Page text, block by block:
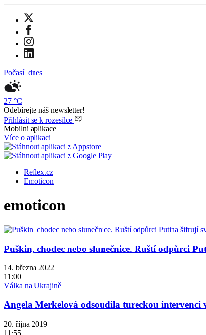
Počasí dnes
27 °C
Odebírejte náš newsletter!
Přihlásit se k rozesílce
Mobilní aplikace
Více o aplikaci
Reflex.cz
Emoticon
emoticon
Puškin, chodec nebo slunečnice. Ruští odpůrci
14. března 2022
11:00
Válka na Ukrajině
Angela Merkelová odsoudila tureckou
20. října 2019
11:55